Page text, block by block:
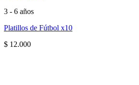
3 - 6 años
Platillos de Fútbol x10
$ 12.000